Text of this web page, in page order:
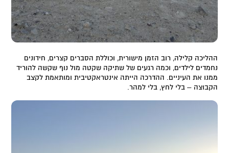
ההליכה קלילה, רוב הזמן מישורית, וכוללת הסברים קצרים, חידונים
נחמדים לילדים, וכמה רגעים של שתיקה שקטה מול נוף שקשה להוריד
ממנו את העיניים. ההדרכה הייתה אינטראקטיבית ומותאמת לקצב
הקבוצה – בלי לחץ, בלי למהר.